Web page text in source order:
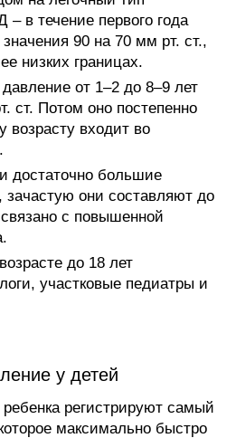
в течение первого года
90 на 70 мм рт. ст.,
низких границах.
от 1–2 до 8–9 лет
ст. Потом оно постепенно
возрасту входит во
достаточно большие
зачастую они составляют до
с повышенной
до 18 лет
участковые педиатры и
у детей
регистрируют самый
максимально быстро